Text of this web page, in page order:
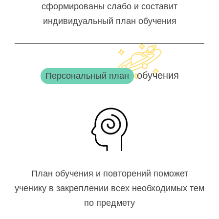
сформированы слабо и составит
индивидуальный план обучения
Персональный план обучения
План обучения и повторений поможет
ученику в закреплении всех необходимых тем
по предмету